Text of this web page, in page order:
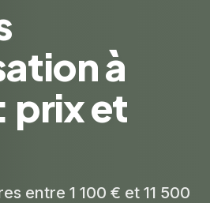
à
prix et
entre 1 100 € et 11 500